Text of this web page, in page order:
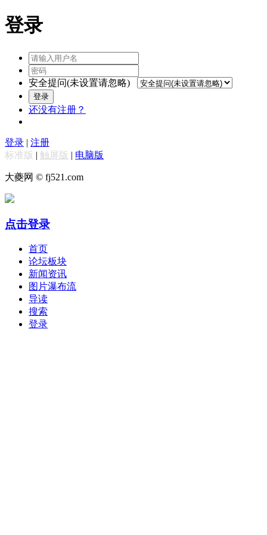
登录
安全提问(未设置请忽略)
登录
还没有注册？
登录 | 注册
标准版 | 触屏版 | 电脑版
大夔网 © fj521.com
点击登录
首页
论坛板块
新闻资讯
图片瀑布流
导读
搜索
登录